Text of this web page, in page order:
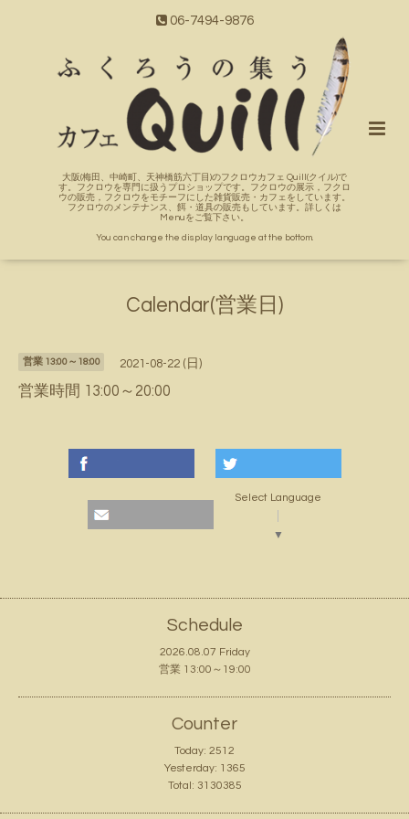
06-7494-9876
大阪(梅田、中崎町、天神橋筋六丁目)のフクロウカフェ Quill(クイル)で
す。フクロウを専門に扱うプロショップです。フクロウの展示，フクロ
ウの販売，フクロウをモチーフにした雑貨販売・カフェをしています。
フクロウのメンテナンス、餌・道具の販売もしています。詳しくは
Menuをご覧下さい。
You can change the display language at the bottom.
Calendar(営業日)
営業 13:00～18:00 2021-08-22 (日)
営業時間 13:00～20:00
Select Language
▼
Schedule
2026.08.07 Friday
営業 13:00～19:00
Counter
Today: 2512
Yesterday: 1365
Total: 3130385